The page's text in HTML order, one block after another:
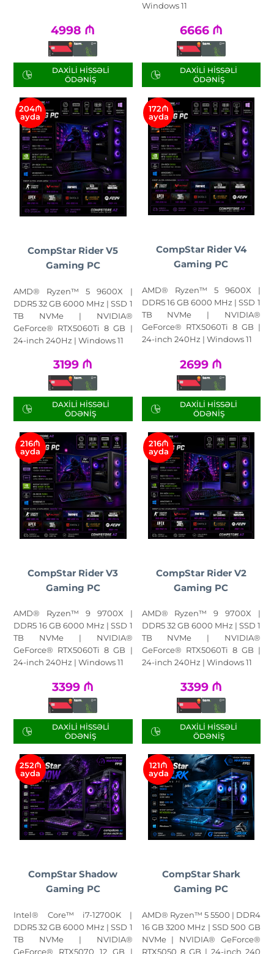
4998 ₼
DAXILI HISSƏLI
ÖDƏNIŞ
Windows 11
6666 ₼
DAXILI HISSƏLI
ÖDƏNIŞ
204₼
ayda
CompStar Rider V5
Gaming PC
AMD® Ryzen™ 5 9600X |
DDR5 32 GB 6000 MHz | SSD 1
TB NVMe | NVIDIA®
GeForce® RTX5060Ti 8 GB |
24-inch 240Hz | Windows 11
3199 ₼
DAXILI HISSƏLI
ÖDƏNIŞ
172₼
ayda
CompStar Rider V4
Gaming PC
AMD® Ryzen™ 5 9600X |
DDR5 16 GB 6000 MHz | SSD 1
TB NVMe | NVIDIA®
GeForce® RTX5060Ti 8 GB |
24-inch 240Hz | Windows 11
2699 ₼
DAXILI HISSƏLI
ÖDƏNIŞ
216₼
ayda
CompStar Rider V3
Gaming PC
AMD® Ryzen™ 9 9700X |
DDR5 16 GB 6000 MHz | SSD 1
TB NVMe | NVIDIA®
GeForce® RTX5060Ti 8 GB |
24-inch 240Hz | Windows 11
3399 ₼
DAXILI HISSƏLI
ÖDƏNIŞ
216₼
ayda
CompStar Rider V2
Gaming PC
AMD® Ryzen™ 9 9700X |
DDR5 32 GB 6000 MHz | SSD 1
TB NVMe | NVIDIA®
GeForce® RTX5060Ti 8 GB |
24-inch 240Hz | Windows 11
3399 ₼
DAXILI HISSƏLI
ÖDƏNIŞ
252₼
ayda
CompStar Shadow
Gaming PC
Intel® Core™ i7-12700K |
DDR5 32 GB 6000 MHz | SSD 1
TB NVMe | NVIDIA®
GeForce® RTX5070 12 GB |
121₼
ayda
CompStar Shark
Gaming PC
AMD® Ryzen™ 5 5500 | DDR4
16 GB 3200 MHz | SSD 500 GB
NVMe | NVIDIA® GeForce®
RTX5050 8 GB | 24-inch 240